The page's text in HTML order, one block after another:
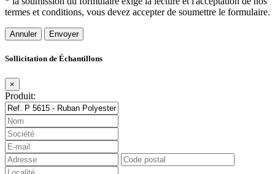
termes et conditions, vous devez accepter de soumettre le formulaire.
Annuler
Sollicitation de Échantillons
×
Produit: